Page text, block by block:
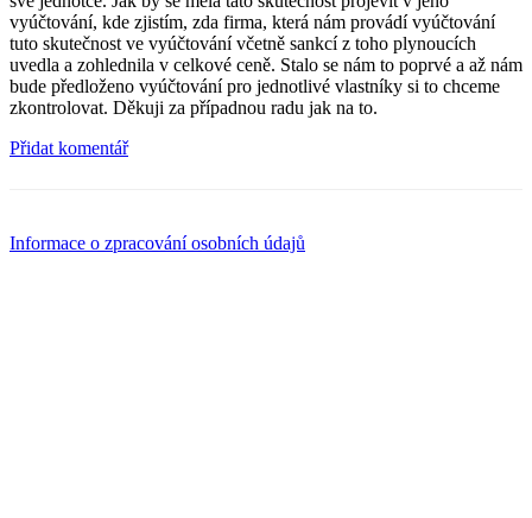
vyúčtování, kde zjistím, zda firma, která nám provádí vyúčtování
tuto skutečnost ve vyúčtování včetně sankcí z toho plynoucích
uvedla a zohlednila v celkové ceně. Stalo se nám to poprvé a až nám
bude předloženo vyúčtování pro jednotlivé vlastníky si to chceme
zkontrolovat. Děkuji za případnou radu jak na to.
Přidat komentář
Informace o zpracování osobních údajů